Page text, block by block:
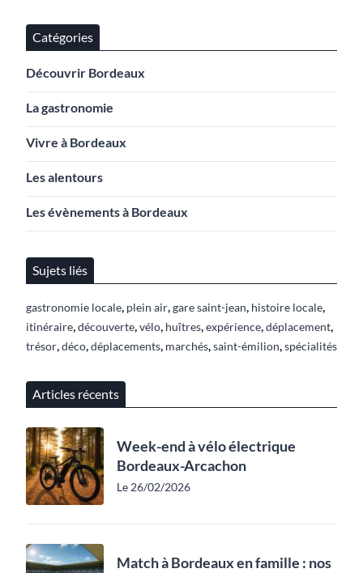
Catégories
Découvrir Bordeaux
La gastronomie
Vivre à Bordeaux
Les alentours
Les évènements à Bordeaux
Sujets liés
gastronomie locale, plein air,gare saint-jean, histoire locale,
itinéraire,découverte,vélo, huîtres,expérience,déplacement,
trésor,déco,déplacements, marchés,saint-émilion,spécialités
Articles récents
Week-end à vélo électrique
Bordeaux-Arcachon
Le 26/02/2026
Match à Bordeaux en famille : nos